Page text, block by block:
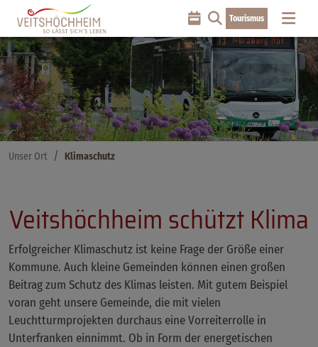
Tourismus
Unser Ort Klimaschutz
Veitshöchheim schützt Klima
Erfolgreicher Klimaschutz ist keine Frage der Größe einer
Kommune. Auch kleine Gemeinden können einen großen
Beitrag zum Schutz des Klimas leisten. Mit gutem Beispiel
voran geht unsere Gemeinde, die mit vielen
Leuchtturmprojekten durchaus eine Vorreiterrolle in
Unterfranken einnimmt. Ob in Form der energetischen